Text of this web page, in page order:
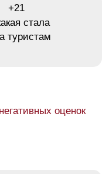
+21
стала
туристам
оценок